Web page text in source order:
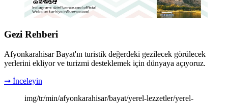
Gezi Rehberi
Afyonkarahisar Bayat'ın turistik değerdeki gezilecek görülecek
yerlerini ekliyor ve turizmi desteklemek için dünyaya açıyoruz.
➞ İnceleyin
img/tr/min/afyonkarahisar/bayat/yerel-lezzetler/yerel-